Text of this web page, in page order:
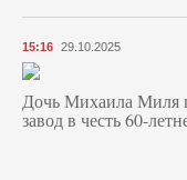
15:16 29.10.2025
Дочь Михаила Миля
завод в честь 60-